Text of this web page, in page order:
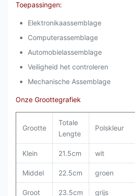
Toepassingen:
Elektronikaassemblage
Computerassemblage
Automobielassemblage
Veiligheid het controleren
Mechanische Assemblage
Onze Groottegrafiek
Grootte
Totale
Lengte
Polskleur
Klein 21.5cm wit
Middel 22.5cm groen
Groot 23.5cm grijs